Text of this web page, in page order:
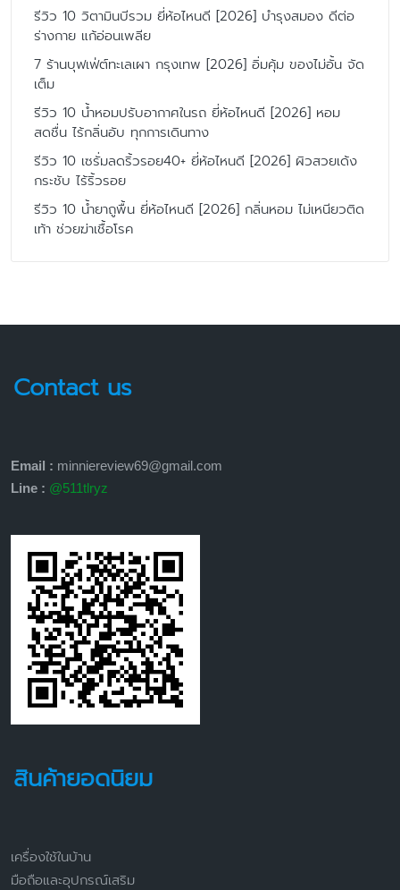
รีวิว 10 วิตามินบีรวม ยี่ห้อไหนดี [2026] บำรุงสมอง ดีต่อ
ร่างกาย แก้อ่อนเพลีย
7 ร้านบุฟเฟ่ต์ทะเลเผา กรุงเทพ [2026] อิ่มคุ้ม ของไม่อั้น จัด
เต็ม
รีวิว 10 น้ำหอมปรับอากาศในรถ ยี่ห้อไหนดี [2026] หอม
สดชื่น ไร้กลิ่นอับ ทุกการเดินทาง
รีวิว 10 เซรั่มลดริ้วรอย40+ ยี่ห้อไหนดี [2026] ผิวสวยเด้ง
กระชับ ไร้ริ้วรอย
รีวิว 10 น้ำยาถูพื้น ยี่ห้อไหนดี [2026] กลิ่นหอม ไม่เหนียวติด
เท้า ช่วยฆ่าเชื้อโรค
Contact us
Email : minniereview69@gmail.com
Line : @511tlryz
สินค้ายอดนิยม
เครื่องใช้ในบ้าน
มือถือและอุปกรณ์เสริม